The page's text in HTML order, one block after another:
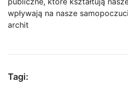
wpływają na nasze
archit
Tagi: